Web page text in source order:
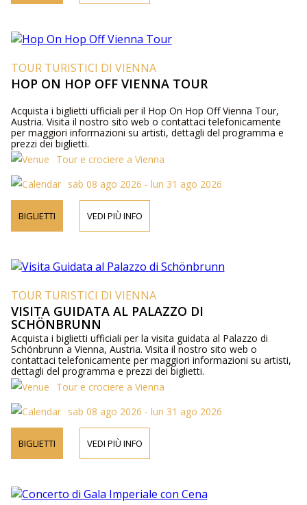
TOUR TURISTICI DI VIENNA
HOP ON HOP OFF VIENNA TOUR
Acquista i biglietti ufficiali per il Hop On Hop Off Vienna Tour,
Austria. Visita il nostro sito web o contattaci telefonicamente
per maggiori informazioni su artisti, dettagli del programma e
prezzi dei biglietti.
Tour e crociere a Vienna
sab 08 ago 2026 - lun 31 ago 2026
BIGLIETTI VEDI PIÙ INFO
TOUR TURISTICI DI VIENNA
VISITA GUIDATA AL PALAZZO DI
SCHÖNBRUNN
Acquista i biglietti ufficiali per la visita guidata al Palazzo di
Schönbrunn a Vienna, Austria. Visita il nostro sito web o
contattaci telefonicamente per maggiori informazioni su artisti,
dettagli del programma e prezzi dei biglietti.
Tour e crociere a Vienna
sab 08 ago 2026 - lun 31 ago 2026
BIGLIETTI VEDI PIÙ INFO